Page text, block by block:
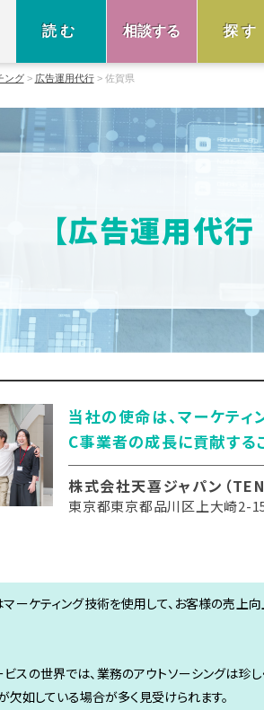
読む 相談する 探す
ング 広告運用代行 佐賀県
【広告運用代
当社の使命は、マーケテ
C事業者の成長に貢献するこ
株式会社天喜ジャパン（
東京都東京都品川区上大崎2-
ーケティング技術を使用して、お客様の売上
スの世界では、業務のアウトソーシングは珍
欠如している場合が多く見受けられます。